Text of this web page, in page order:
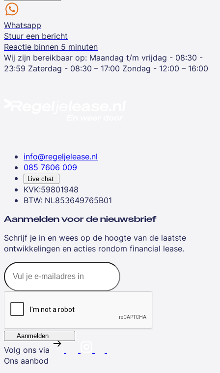
Whatsapp
Stuur een bericht
Reactie binnen 5 minuten
Wij zijn bereikbaar op: Maandag t/m vrijdag - 08:30 -
23:59 Zaterdag - 08:30 – 17:00 Zondag - 12:00 – 16:00
info@regeljelease.nl
085 7606 009
Live chat
KVK:59801948
BTW: NL853649765B01
Aanmelden voor de nieuwsbrief
Schrijf je in en wees op de hoogte van de laatste
ontwikkelingen en acties rondom financial lease.
Aanmelden
Volg ons via
Ons aanbod